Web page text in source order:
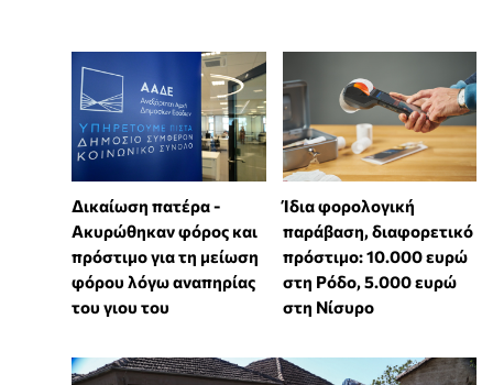
Δικαίωση πατέρα -
Ακυρώθηκαν φόρος και
πρόστιμο για τη μείωση
φόρου λόγω αναπηρίας
του γιου του
Ίδια φορολογική
παράβαση, διαφορετικό
πρόστιμο: 10.000 ευρώ
στη Ρόδο, 5.000 ευρώ
στη Νίσυρο